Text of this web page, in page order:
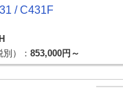
/ C431F
）： 853,000円～